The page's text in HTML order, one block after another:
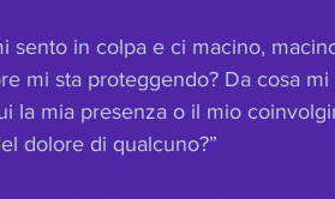
sento in colpa e ci macino,
mi sta proteggendo? Da cosa
la mia presenza o il mio
dolore di qualcuno?”